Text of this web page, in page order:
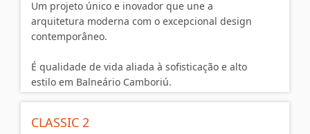
Um projeto único e inovador que une a
arquitetura moderna com o excepcional design
contemporâneo.
É qualidade de vida aliada à sofisticação e alto
estilo em Balneário Camboriú.
CLASSIC 2